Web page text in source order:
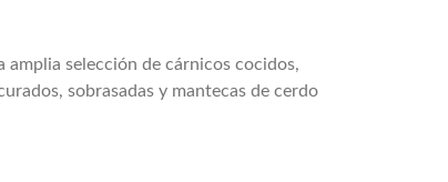
amplia selección de cárnicos cocidos,
sobrasadas y mantecas de cerdo